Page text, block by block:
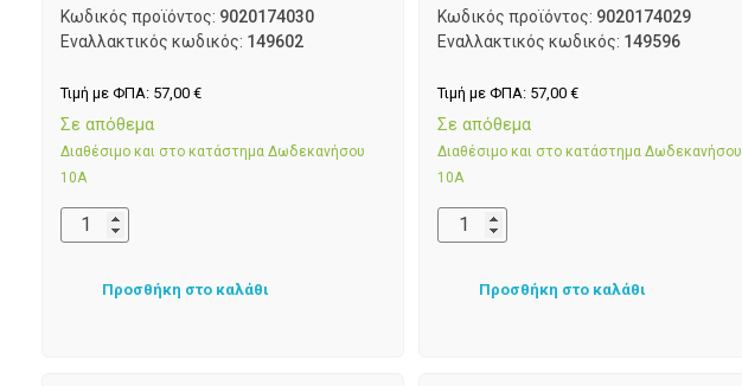
Κωδικός προϊόντος: 9020174030
Εναλλακτικός κωδικός: 149602
Τιμή με ΦΠΑ: 57,00 €
Σε απόθεμα
Διαθέσιμο και στο κατάστημα Δωδεκανήσου
10Α
Προσθήκη στο καλάθι
Κωδικός προϊόντος: 9020174029
Εναλλακτικός κωδικός: 149596
Τιμή με ΦΠΑ: 57,00€
Σε απόθεμα
Διαθέσιμο και στο κατάστημα Δωδεκανήσου
10Α
Προσθήκη στο καλάθι